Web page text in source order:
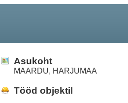
Asukoht
MAARDU, HARJUMAA
Tööd objektil